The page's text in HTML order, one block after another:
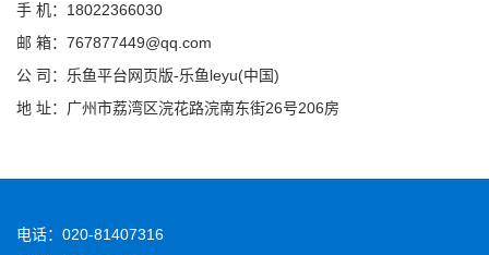
手 机：18022366030
邮 箱：767877449@qq.com
公 司：乐鱼平台网页版-乐鱼leyu(中国)
地 址：广州市荔湾区浣花路浣南东街26号206房
电话：020-81407316